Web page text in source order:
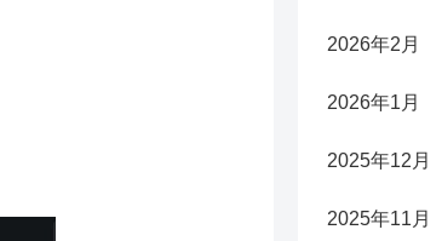
2026年2月
2026年1月
2025年12月
2025年11月